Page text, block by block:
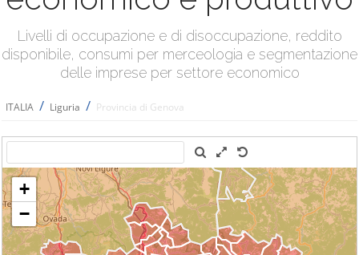
Livelli di occupazione e di disoccupazione, reddito
disponibile, consumi per merceologia e segmentazione
delle imprese per settore economico
ITALIA / Liguria / Provincia di Genova